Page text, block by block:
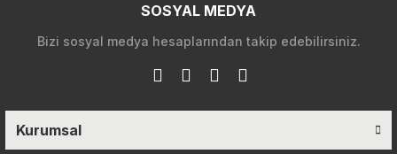
SOSYAL MEDYA
Bizi sosyal medya hesaplarından takip edebilirsiniz.
Kurumsal